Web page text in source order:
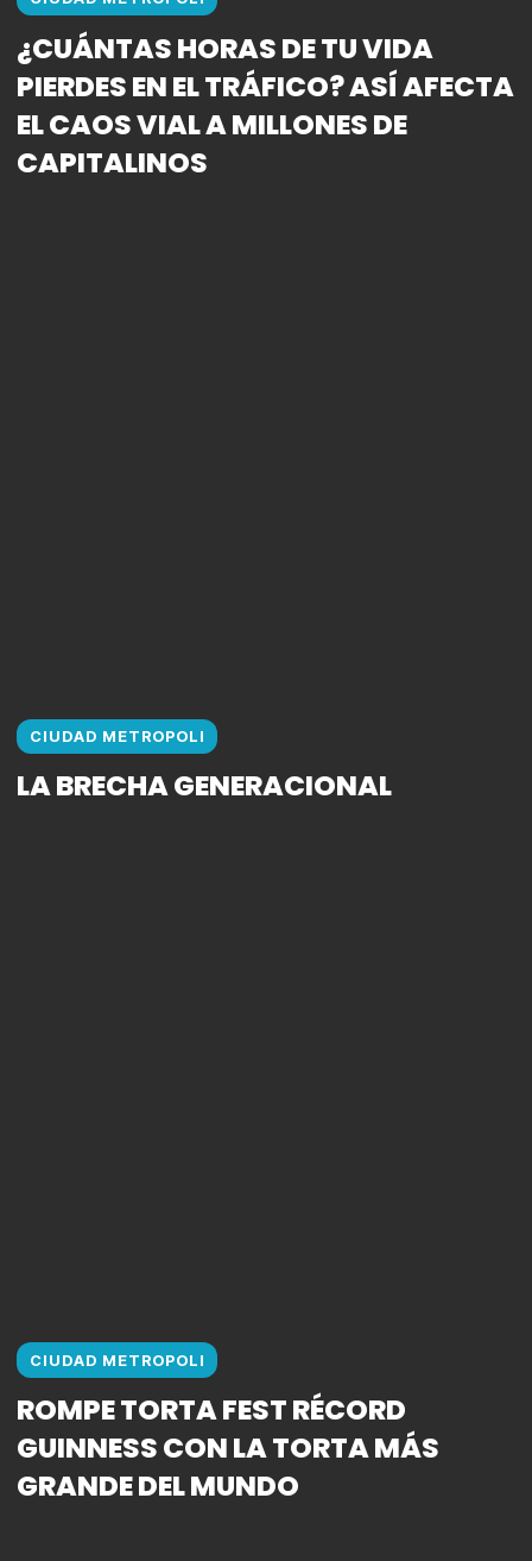
¿CUÁNTAS HORAS DE TU VIDA
PIERDES EN EL TRÁFICO? ASÍ AFECTA
EL CAOS VIAL A MILLONES DE
CAPITALINOS
CIUDAD METROPOLI
LA BRECHA GENERACIONAL
CIUDAD METROPOLI
ROMPE TORTA FEST RÉCORD
GUINNESS CON LA TORTA MÁS
GRANDE DEL MUNDO